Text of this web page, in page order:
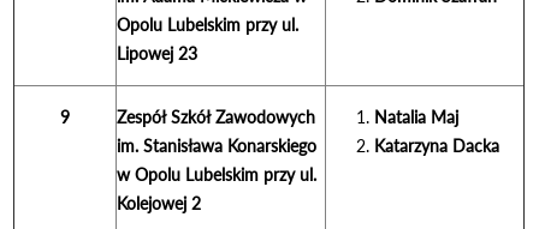
Opolu Lubelskim przy ul.
Lipowej 23
9
Zespół Szkół Zawodowych
im. Stanisława Konarskiego
w Opolu Lubelskim przy ul.
Kolejowej 2
Natalia Maj
Katarzyna Dacka